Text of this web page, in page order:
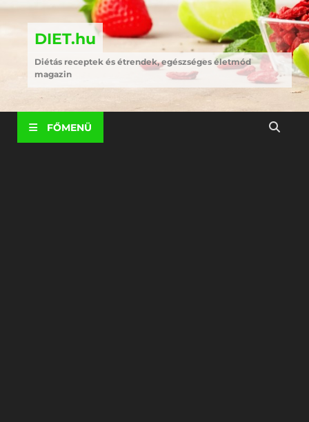
DIET.hu
Diétás receptek és étrendek, egészséges életmód
magazin
FŐMENÜ